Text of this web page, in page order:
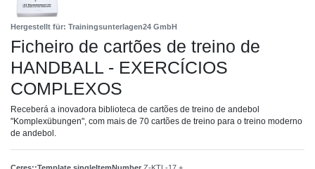
Hergestellt für: Trainingsunterlagen24 GmbH
Ficheiro de cartões de treino de
HANDBALL - EXERCÍCIOS
COMPLEXOS
Receberá a inovadora biblioteca de cartões de treino de andebol
"Komplexübungen", com mais de 70 cartões de treino para o treino moderno
de andebol.
Ceres::Template.singleItemNumber Z-KTL-17 +